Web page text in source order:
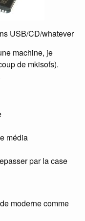
USB/CD/whatever
machine, je
de mkisofs).
média
par la case
moderne comme